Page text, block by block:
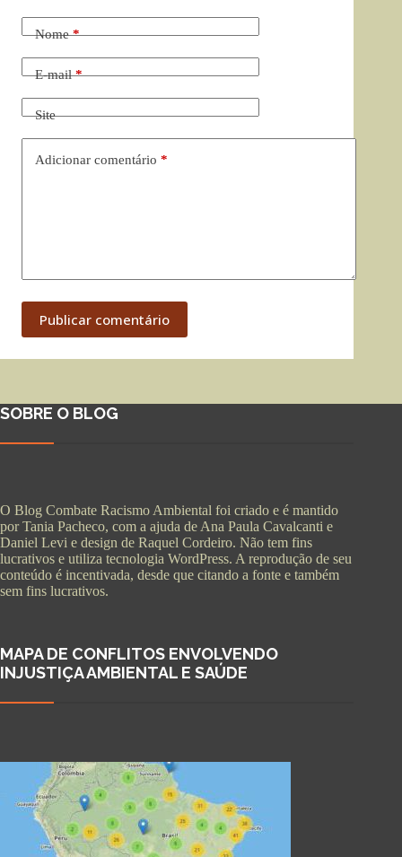
Nome*
E-mail*
Site
Adicionar comentário *
Publicar comentário
SOBRE O BLOG
O Blog Combate Racismo Ambiental foi criado e é mantido
por Tania Pacheco, com a ajuda de Ana Paula Cavalcanti e
Daniel Levi e design de Raquel Cordeiro. Não tem fins
lucrativos e utiliza tecnologia WordPress. A reprodução de seu
conteúdo é incentivada, desde que citando a fonte e também
sem fins lucrativos.
MAPA DE CONFLITOS ENVOLVENDO
INJUSTIÇA AMBIENTAL E SAÚDE